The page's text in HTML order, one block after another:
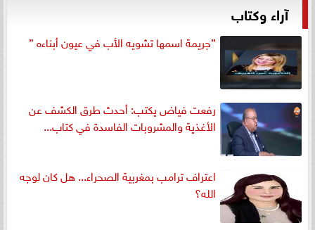
آراء وكتاب
”جريمة اسمها تشويه الأب في عيون أبناءه ”
رفعت فياض يكتب: أحدث طرق الكشف عن
الأغذية والمشروبات الفاسدة في كتاب...
اعتراف ترامب بمغربية الصحراء... هل كان لوجه
الله؟